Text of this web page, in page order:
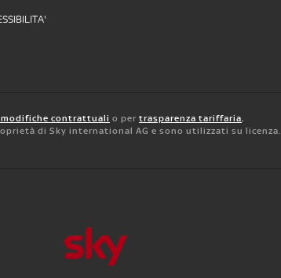
contrattuali o per trasparenza tariffaria,
di Sky international AG e sono utilizzati su licenza.